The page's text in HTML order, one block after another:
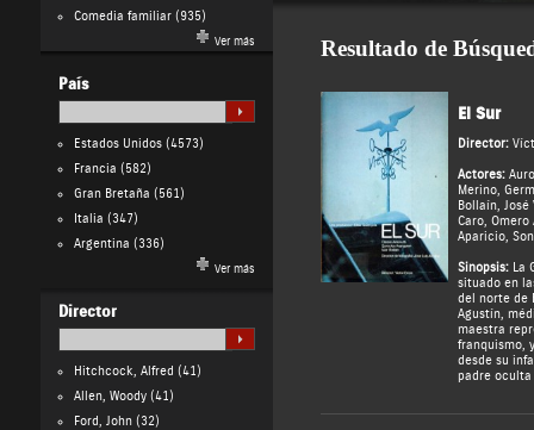
Comedia familiar(935)
Ver más
País
Estados Unidos(4573)
Francia (582)
Gran Bretaña (561)
Italia (347)
Argentina (336)
Ver más
Director
Hitchcock, Alfred (41)
Allen, Woody(41)
Ford, John(32)
Resultado de
El Sur
Director:
Actores:
Merino,
Bollaín, José
Caro, Omero
Aparicio,
Sinopsis:La
situado en
del norte de
Agustín,
maestra
franquismo,
desde su
padre